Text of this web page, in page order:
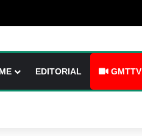
EDITORIAL GMTTV